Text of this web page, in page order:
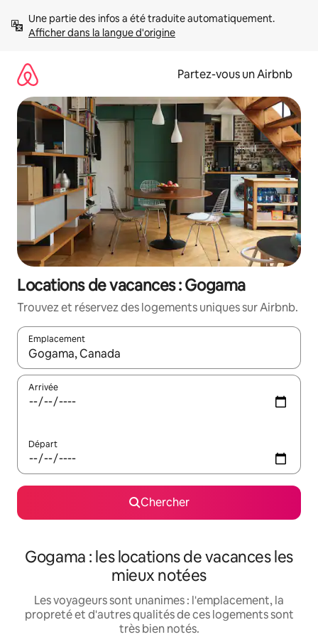
directement
Afficher dans la langue d'origine
Partez-vous un Airbnb
Locations de vacances : Gogama
Trouvez et réservez des logements uniques sur Airbnb.
Emplacement
Quand les résultats sont affichés, parcourez-les en utilisant
Arrivée
Départ
Chercher
Gogama : les locations de vacances les
mieux notées
Les voyageurs sont unanimes : l'emplacement, la
propreté et d'autres qualités de ces logements sont
très bien notés.